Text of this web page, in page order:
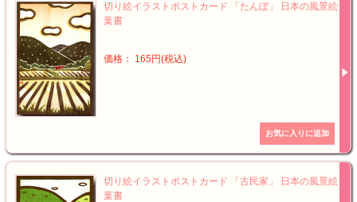
切り絵イラストポストカード 「たんぼ」 日本の風景絵
葉書
価格： 165円(税込)
切り絵イラストポストカード 「古民家」 日本の風景絵
葉書